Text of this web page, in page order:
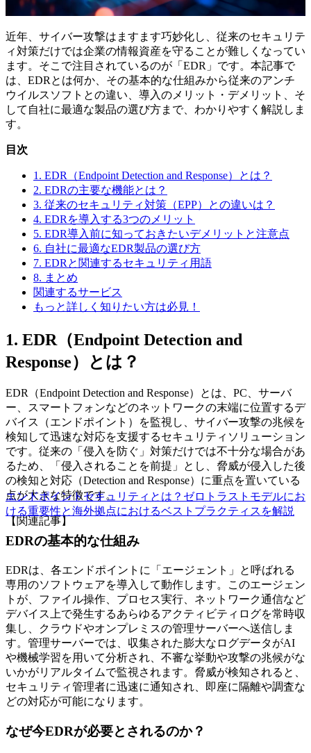
近年、サイバー攻撃はますます巧妙化し、従来のセキュリテ
ィ対策だけでは企業の情報資産を守ることが難しくなってい
ます。そこで注目されているのが「EDR」です。本記事で
は、EDRとは何か、その基本的な仕組みから従来のアンチ
ウイルスソフトとの違い、導入のメリット・デメリット、そ
して自社に最適な製品の選び方まで、わかりやすく解説しま
す。
目次
1. EDR（Endpoint Detection and Response）とは？
2. EDRの主要な機能とは？
3. 従来のセキュリティ対策（EPP）との違いは？
4. EDRを導入する3つのメリット
5. EDR導入前に知っておきたいデメリットと注意点
6. 自社に最適なEDR製品の選び方
7. EDRと関連するセキュリティ用語
8. まとめ
関連するサービス
もっと詳しく知りたい方は必見！
1. EDR（Endpoint Detection and
Response）とは？
EDR（Endpoint Detection and Response）とは、PC、サーバ
ー、スマートフォンなどのネットワークの末端に位置するデ
バイス（エンドポイント）を監視し、サイバー攻撃の兆候を
検知して迅速な対応を支援するセキュリティソリューション
です。従来の「侵入を防ぐ」対策だけでは不十分な場合があ
るため、「侵入されることを前提」とし、脅威が侵入した後
の検知と対応（Detection and Response）に重点を置いている
点が大きな特徴です。
【関連記事】
エンドポイントセキュリティとは？ゼロトラストモデルにお
ける重要性と海外拠点におけるベストプラクティスを解説
EDRの基本的な仕組み
EDRは、各エンドポイントに「エージェント」と呼ばれる
専用のソフトウェアを導入して動作します。このエージェン
トが、ファイル操作、プロセス実行、ネットワーク通信など
デバイス上で発生するあらゆるアクティビティログを常時収
集し、クラウドやオンプレミスの管理サーバーへ送信しま
す。管理サーバーでは、収集された膨大なログデータがAI
や機械学習を用いて分析され、不審な挙動や攻撃の兆候がな
いかがリアルタイムで監視されます。脅威が検知されると、
セキュリティ管理者に迅速に通知され、即座に隔離や調査な
どの対応が可能になります。
なぜ今EDRが必要とされるのか？